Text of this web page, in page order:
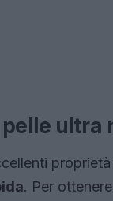
ultra
. Per